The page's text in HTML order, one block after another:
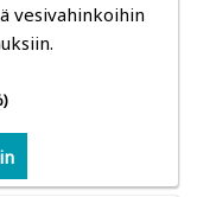
vesivahinkoihin